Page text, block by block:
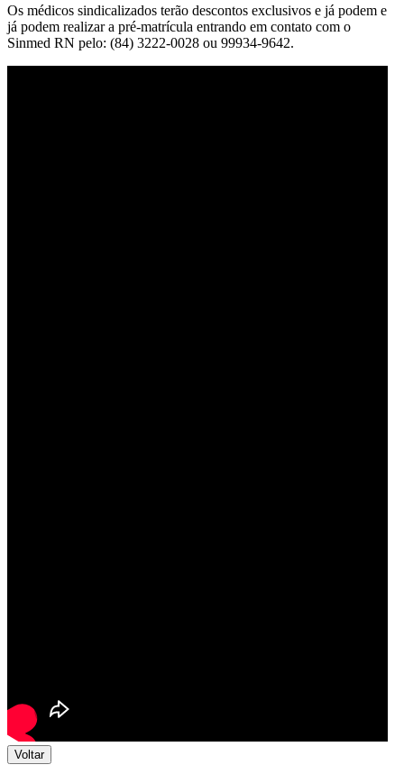
Os médicos sindicalizados terão descontos exclusivos e já podem e
já podem realizar a pré-matrícula entrando em contato com o
Sinmed RN pelo: (84) 3222-0028 ou 99934-9642.
Voltar